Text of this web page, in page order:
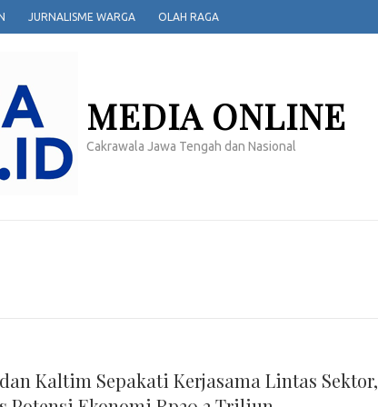
JURNALISME WARGA OLAH RAGA
MEDIA ONLINE
Cakrawala Jawa Tengah dan Nasional
Kaltim Sepakati Kerjasama Lintas Sektor,